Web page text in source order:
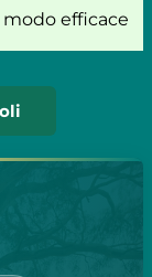
efficace